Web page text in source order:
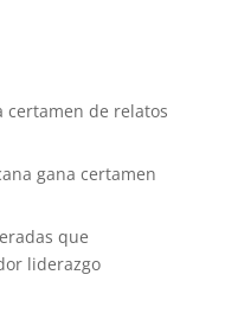
certamen de relatos
gana certamen
que
liderazgo